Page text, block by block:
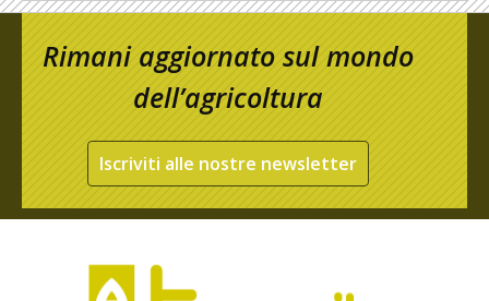
Rimani aggiornato sul mondo
dell’agricoltura
Iscriviti alle nostre newsletter